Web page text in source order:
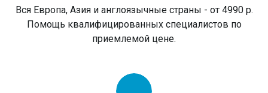
Вся Европа, Азия и англоязычные страны - от 4990 р.
Помощь квалифицированных специалистов по
приемлемой цене.